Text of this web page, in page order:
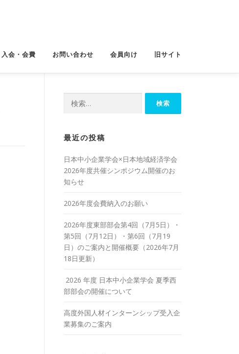
入会・会費 お問い合わせ 会員向け 旧サイト
最近の投稿
日本中小企業学会×日本地域経済学会
2026年度共催シンポジウム開催のお
知らせ
2026年度会費納入のお願い
2026年度東部部会第4回（7月5日）・
第5回（7月12日）・第6回（7月19
日）のご案内と開催概要（2026年7月
18日更新）
2026 年度 日本中小企業学会 夏季西
部部会の開催について
高度外国人材インターンシップ受入企
業募集のご案内